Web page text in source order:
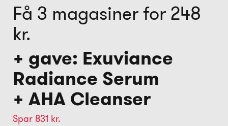
Få 3 magasiner for 248
kr.
+ gave: Exuviance
Radiance Serum
+ AHA Cleanser
Spar 831 kr.